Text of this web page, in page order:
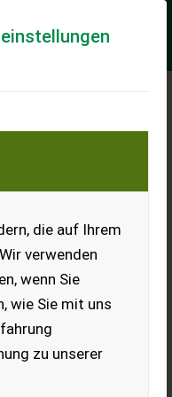
die auf Ihrem
verwenden
wenn Sie
wie Sie mit uns
zu unserer
–
Easy
Zustand +